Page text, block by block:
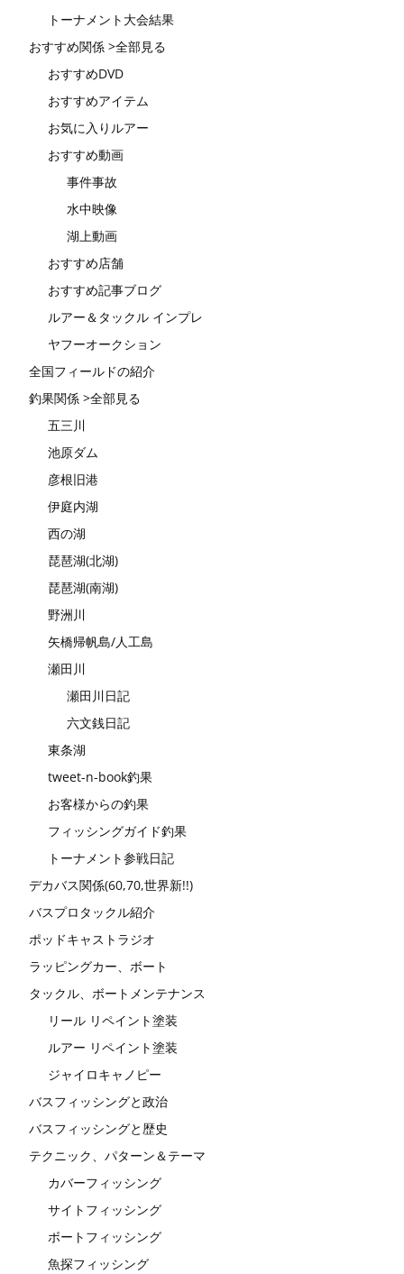
トーナメント大会結果
おすすめ関係 >全部見る
おすすめDVD
おすすめアイテム
お気に入りルアー
おすすめ動画
事件事故
水中映像
湖上動画
おすすめ店舗
おすすめ記事ブログ
ルアー＆タックル インプレ
ヤフーオークション
全国フィールドの紹介
釣果関係 >全部見る
五三川
池原ダム
彦根旧港
伊庭内湖
西の湖
琵琶湖(北湖)
琵琶湖(南湖)
野洲川
矢橋帰帆島/人工島
瀬田川
瀬田川日記
六文銭日記
東条湖
tweet-n-book釣果
お客様からの釣果
フィッシングガイド釣果
トーナメント参戦日記
デカバス関係(60,70,世界新!!)
バスプロタックル紹介
ポッドキャストラジオ
ラッピングカー、ボート
タックル、ボートメンテナンス
リール リペイント塗装
ルアー リペイント塗装
ジャイロキャノピー
バスフィッシングと政治
バスフィッシングと歴史
テクニック、パターン＆テーマ
カバーフィッシング
サイトフィッシング
ボートフィッシング
魚探フィッシング